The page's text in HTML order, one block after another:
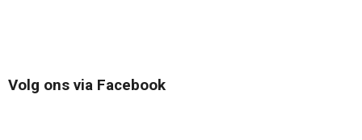
Volg ons via Facebook